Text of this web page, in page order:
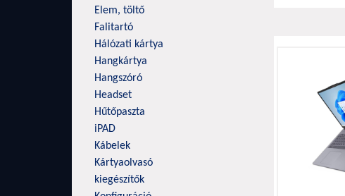
Elem, töltő
Falitartó
Hálózati kártya
Hangkártya
Hangszóró
Headset
Hűtőpaszta
iPAD
Kábelek
Kártyaolvasó
kiegészítők